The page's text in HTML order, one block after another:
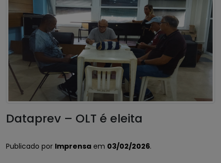
Dataprev – OLT é eleita
Publicado por Imprensa em 03/02/2026.